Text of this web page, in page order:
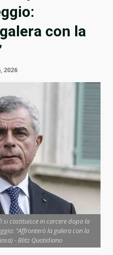
con la
2026
si costituisce in carcere dopo la
"Affronterò la galera con la
- Blitz Quotidiano